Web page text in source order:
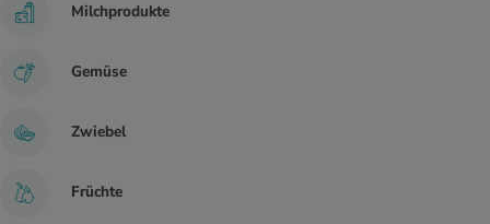
Milchprodukte
Gemüse
Zwiebel
Früchte